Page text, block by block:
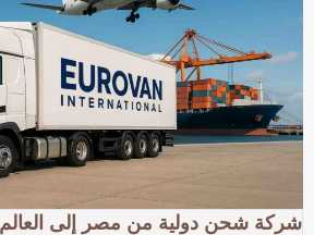
شركة شحن دولية من مصر إلى العالم